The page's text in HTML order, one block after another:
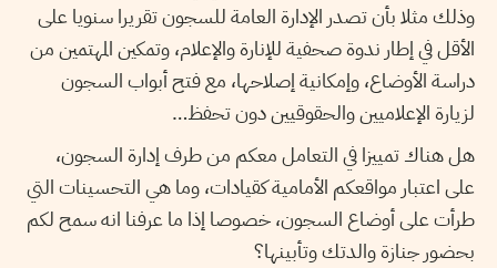
وذلك مثلا بأن تصدر الإدارة العامة للسجون تقريرا سنويا على
الأقل في إطار ندوة صحفية للإنارة والإعلام، وتمكين المهتمين من
دراسة الأوضاع، وإمكانية إصلاحها، مع فتح أبواب السجون
لزيارة الإعلاميين والحقوقيين دون تحفظ…
هل هناك تمييزا في التعامل معكم من طرف إدارة السجون،
على اعتبار مواقعكم الأمامية كقيادات، وما هي التحسينات التي
طرأت على أوضاع السجون، خصوصا إذا ما عرفنا انه سمح لكم
بحضور جنازة والدتك وتأبينها؟